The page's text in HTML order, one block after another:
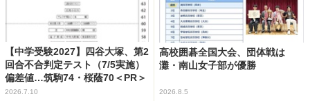
【中学受験2027】四谷大塚、第2
回合不合判定テスト（7/5実施）
偏差値…筑駒74・桜蔭70＜PR＞
2026.7.10
高校囲碁全国大会、団体戦は
灘・南山女子部が優勝
2026.8.5